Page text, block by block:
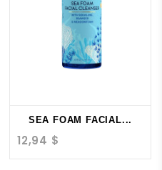
SEA FOAM FACIAL...
12,94 $